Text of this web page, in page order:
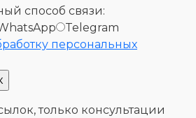
способ связи:
Telegram
персональных
только консультации